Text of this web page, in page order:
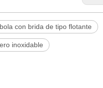
con brida de tipo flotante
inoxidable